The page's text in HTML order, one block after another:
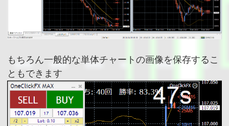
もちろん一般的な単体チャートの画像を保存するこ
ともできます